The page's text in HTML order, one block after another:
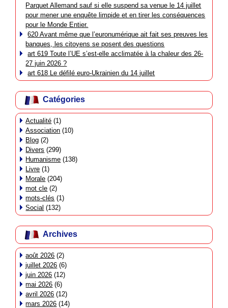
Parquet Allemand sauf si elle suspend sa venue le 14 juillet
pour mener une enquête limpide et en tirer les conséquences
pour le Monde Entier.
620 Avant même que l’euronumérique ait fait ses preuves les
banques, les citoyens se posent des questions
art 619 Toute l’UE s’est-elle acclimatée à la chaleur des 26-
27 juin 2026 ?
art 618 Le défilé euro-Ukrainien du 14 juillet
Catégories
Actualité (1)
Association (10)
Blog (2)
Divers (299)
Humanisme (138)
Livre (1)
Morale (204)
mot cle (2)
mots-clés (1)
Social (132)
Archives
août 2026 (2)
juillet 2026 (6)
juin 2026 (12)
mai 2026 (6)
avril 2026 (12)
mars 2026 (14)